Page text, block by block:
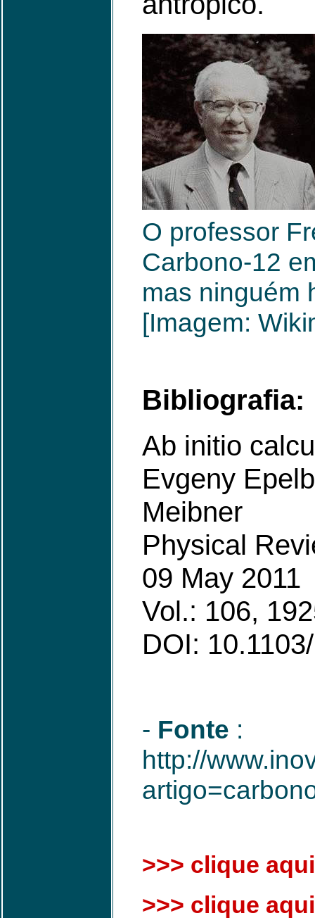
O professor
Carbono-12
mas ninguém
[Imagem:
Bibliografia:
Ab initio
Evgeny
Meibner
Physical
09 May 2011
Vol.: 106,
DOI:
- Fonte :
http://
>>> clique
>>> clique